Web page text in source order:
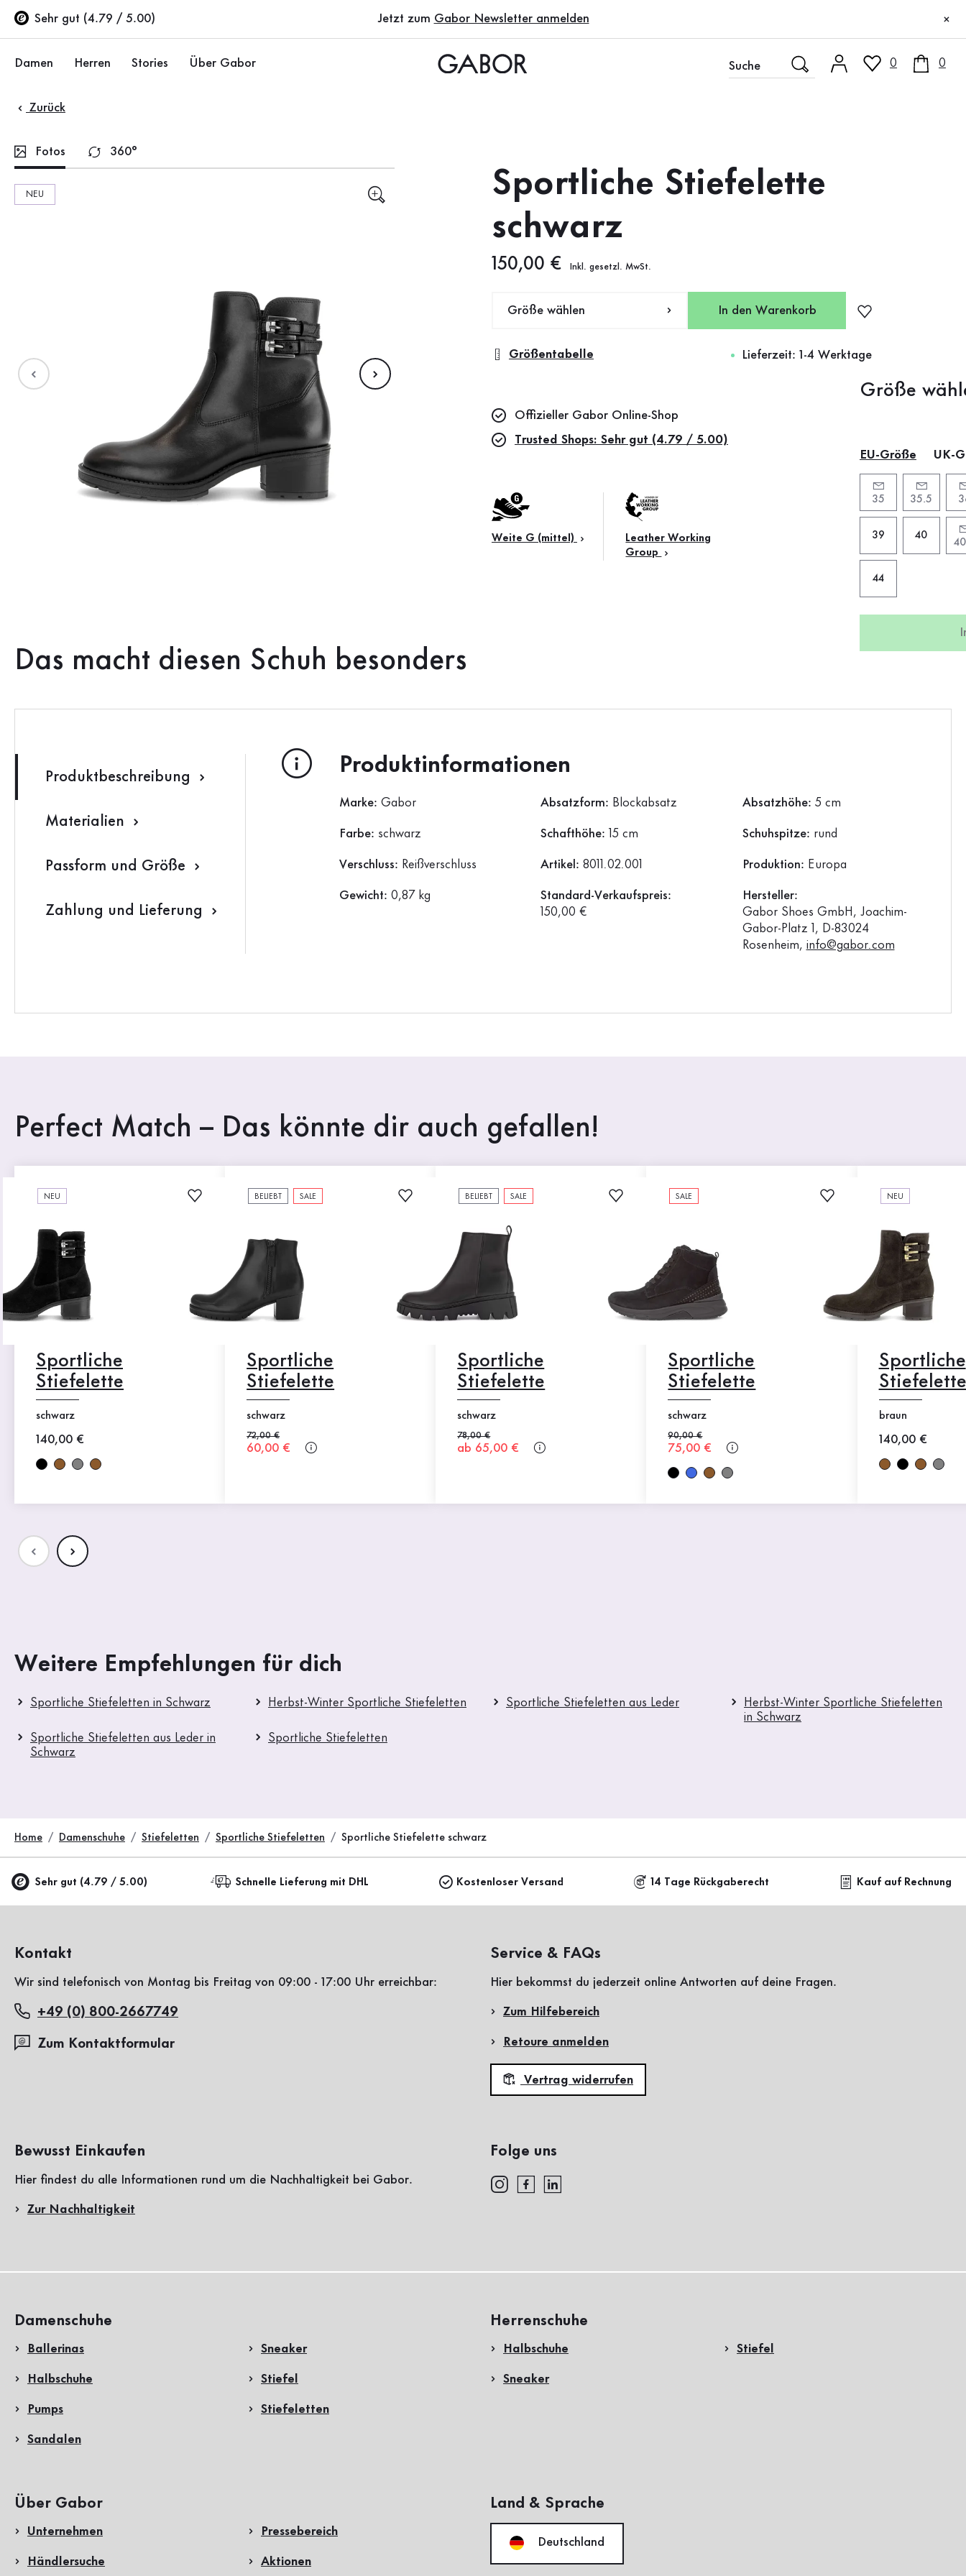
Zum Hauptinhalt
Zum Inhaltsverzeichnis
Zur Hauptnavigation
Sehr gut (4.79 / 5.00)
Jetzt zum Gabor Newsletter anmelden ×
Damen
Schuhe
Ballerinas
Sale %
Herren
Sneaker
Stories Über Gabor 0 0
Zurück
Fotos 360°
NEU
Sportliche Stiefelette
schwarz
Neuer Preis
150,00 € Inkl. gesetzl. MwSt.
Größe wählen In den Warenkorb
Größentabelle Lieferzeit: 1-4 Werktage
Größe
EU-Größe UK-
35 35.5
39 40
44
Offizieller Gabor Online-Shop
Trusted Shops: Sehr gut (4.79 / 5.00)
Weite G (mittel)
Leather Working
Group
Das macht diesen Schuh besonders
Produktbeschreibung
Materialien
Passform und Größe
Zahlung und Lieferung
Produktinformationen
Marke: Gabor Absatzform: Blockabsatz Absatzhöhe: 5 cm
Farbe: schwarz Schafthöhe: 15 cm Schuhspitze: rund
Verschluss: Reißverschluss Artikel: 8011.02.001 Produktion: Europa
Gewicht: 0,87 kg
Standard-Verkaufspreis:
150,00 €
Hersteller:
Gabor Shoes GmbH, Joachim-
Gabor-Platz 1, D-83024
Rosenheim, info@gabor.com
Perfect Match – Das könnte dir auch gefallen!
NEU
Sportliche
Stiefelette
schwarz
Neuer Preis
140,00 €
BELIEBT SALE
Sportliche
Stiefelette
schwarz
Alter Preis
72,00 €
Neuer Preis
60,00 €
BELIEBT SALE
Sportliche
Stiefelette
schwarz
Alter Preis
78,00 €
Neuer Preis
ab 65,00 €
SALE
Sportliche
Stiefelette
schwarz
Alter Preis
90,00 €
Neuer Preis
75,00 €
NEU
Sportliche
Stiefelette
braun
Neuer Preis
140,00 €
Weitere Empfehlungen für dich
Sportliche Stiefeletten in Schwarz Herbst-Winter Sportliche Stiefeletten Sportliche Stiefeletten aus Leder
Herbst-Winter Sportliche Stiefeletten
in Schwarz
Sportliche Stiefeletten aus Leder in
Schwarz
Sportliche Stiefeletten
Home Damenschuhe Stiefeletten Sportliche Stiefeletten Sportliche Stiefelette schwarz
Sehr gut (4.79 / 5.00) Schnelle Lieferung mit DHL Kostenloser Versand 14 Tage Rückgaberecht Kauf auf Rechnung
Kontakt
Wir sind telefonisch von Montag bis Freitag von 09:00 - 17:00 Uhr erreichbar:
+49 (0) 800-2667749
Zum Kontaktformular
Service & FAQs
Hier bekommst du jederzeit online Antworten auf deine Fragen.
Zum Hilfebereich
Retoure anmelden
Vertrag widerrufen
Bewusst Einkaufen
Hier findest du alle Informationen rund um die Nachhaltigkeit bei Gabor.
Zur Nachhaltigkeit
Folge uns
Damenschuhe
Ballerinas
Halbschuhe
Pumps
Sandalen
Sneaker
Stiefel
Stiefeletten
Herrenschuhe
Halbschuhe
Sneaker
Stiefel
Über Gabor
Unternehmen
Händlersuche
Pressebereich
Aktionen
Land & Sprache
Deutschland